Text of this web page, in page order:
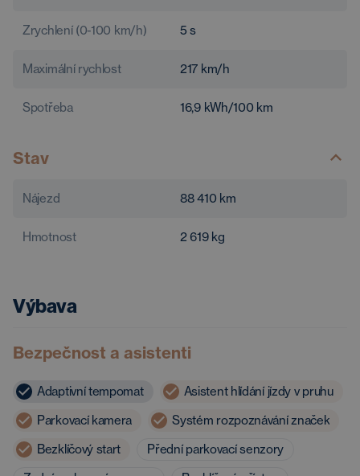
Zrychlení (0-100 km/h) 5 s
Maximální rychlost 217 km/h
Spotřeba 16,9 kWh/100 km
Stav
Nájezd 88 410 km
Hmotnost 2 619 kg
Výbava
Bezpečnost a asistenti
Adaptivní tempomat
Asistent hlídání jízdy v pruhu
Parkovací kamera
Systém rozpoznávání značek
Bezklíčový start
Přední parkovací senzory